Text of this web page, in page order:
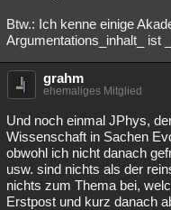
Btw.: Ich kenne einige
Argumentations_inhalt_ ist
grahm
ehemaliges Mitglied
Und noch einmal JPhys,
Wissenschaft in Sachen
obwohl ich nicht danach
usw. sind nichts als der
nichts zum Thema bei,
Erstpost und kurz danach